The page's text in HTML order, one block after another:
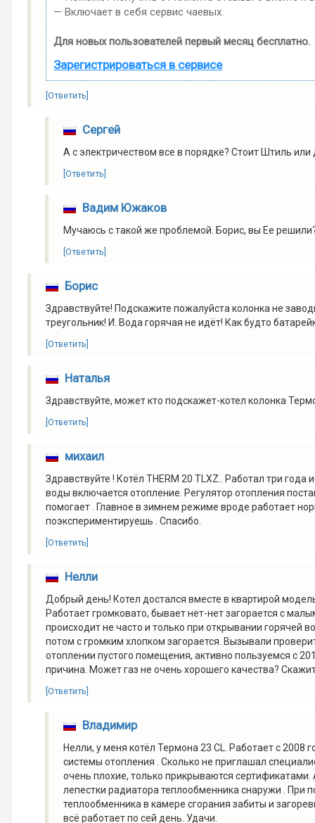
— Включает в себя сервис чаевых.
Для новых пользователей первый месяц бесплатно.
Зарегистрироваться в сервисе
[Ответить]
Сергей
А с электричеством все в порядке? Стоит Штиль
[Ответить]
Вадим Южаков
Мучаюсь с такой же проблемой. Борис, вы Ее
[Ответить]
Борис
Здравствуйте! Подскажите пожалуйста колонка не
треугольник! И. Вода горячая не идёт! Как будто
[Ответить]
Наталья
Здравствуйте, может кто подскажет-котел колонка
[Ответить]
михаил
Здравствуйте ! Котёл THERM 20 TLXZ.. Работал три
воды включается отопление. Регулятор отопления
помогает . Главное в зимнем режиме вроде работает
поэкспериментируешь . Спасибо.
[Ответить]
Нелли
Добрый день! Котел достался вместе в квартирой
Работает громковато, бывает нет-нет загорается с
происходит не часто и только при открывании горячей
потом с громким хлопком загорается. Вызывали
отоплении пустого помещения, активно пользуемся с
причина. Может газ не очень хорошего качества?
[Ответить]
Владимир
Нелли, у меня котёл Термона 23 СL. Работает с 2008
системы отопления . Сколько не приглашал
очень плохие, только прикрываются
лепестки радиатора теплообменника снаружи . При
теплообменника в камере сгорания забиты и
всё работает по сей день. Удачи.